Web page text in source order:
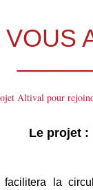
Le projet :
facilitera la